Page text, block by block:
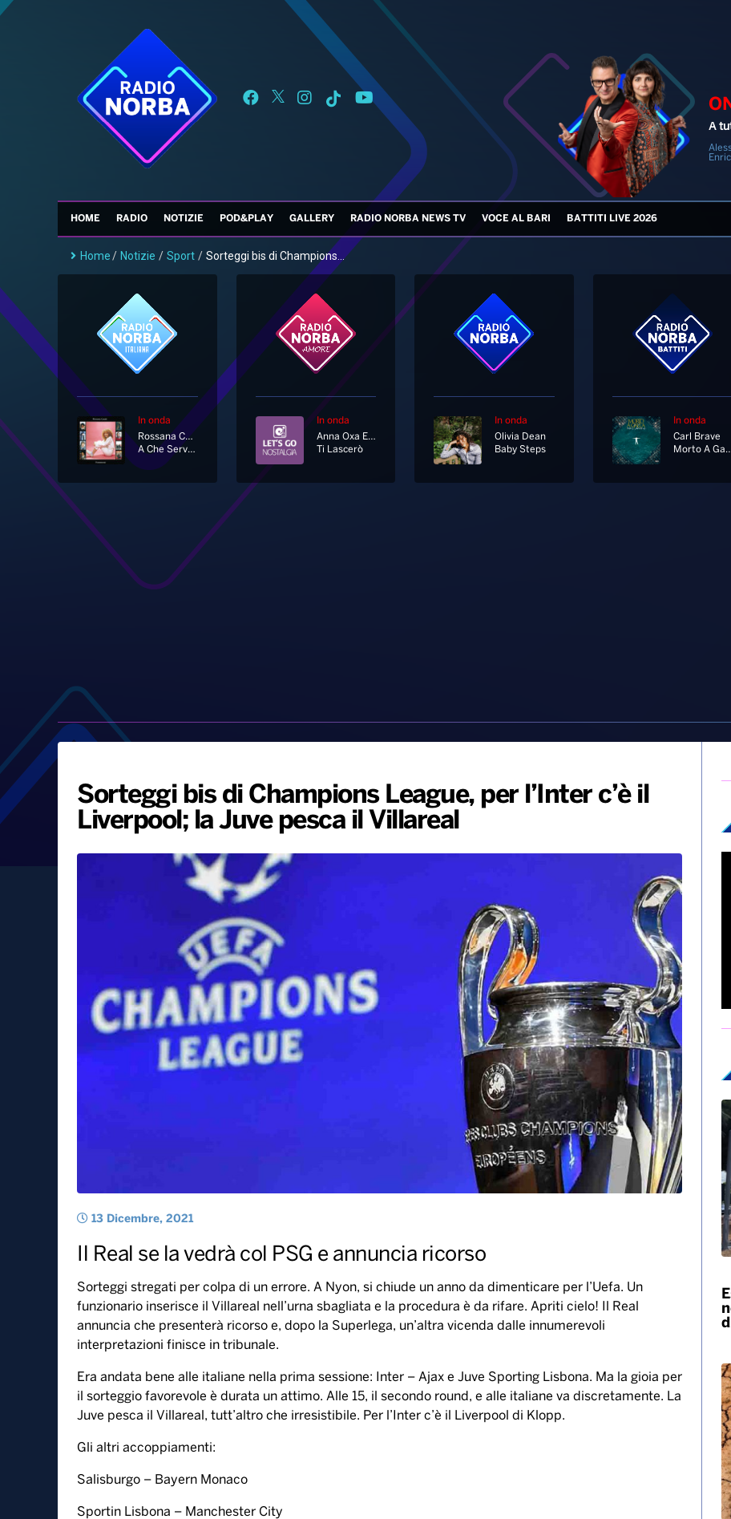
A
HOME RADIO NOTIZIE POD&PLAY GALLERY RADIO NORBA NEWS TV VOCE AL BARI BATTITI LIVE 2026
Home/ Notizie / Sport / Sorteggi bis di Champions...
In onda
Rossana Casale
A Che Servono Gli Dei
In onda
Anna Oxa E Fausto Leali
Ti Lascerò
In onda
Olivia Dean
Baby Steps
In onda
Carl Brave
Morto A
Sorteggi bis di Champions League, per l’Inter c’è il
Liverpool; la Juve pesca il Villareal
13 Dicembre, 2021
Il Real se la vedrà col PSG e annuncia ricorso
Sorteggi stregati per colpa di un errore. A Nyon, si chiude un anno da dimenticare per l’Uefa. Un
funzionario inserisce il Villareal nell’urna sbagliata e la procedura è da rifare. Apriti cielo! Il Real
annuncia che presenterà ricorso e, dopo la Superlega, un’altra vicenda dalle innumerevoli
interpretazioni finisce in tribunale.
Era andata bene alle italiane nella prima sessione: Inter – Ajax e Juve Sporting Lisbona. Ma la gioia per
il sorteggio favorevole è durata un attimo. Alle 15, il secondo round, e alle italiane va discretamente. La
Juve pesca il Villareal, tutt’altro che irresistibile. Per l’Inter c’è il Liverpool di Klopp.
Gli altri accoppiamenti:
Salisburgo – Bayern Monaco
Sportin Lisbona – Manchester City